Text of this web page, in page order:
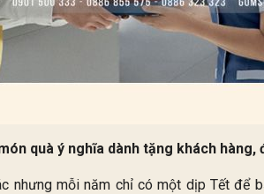
quà ý nghĩa dành tặng khách hàng,
nhưng mỗi năm chỉ có một dịp Tết để